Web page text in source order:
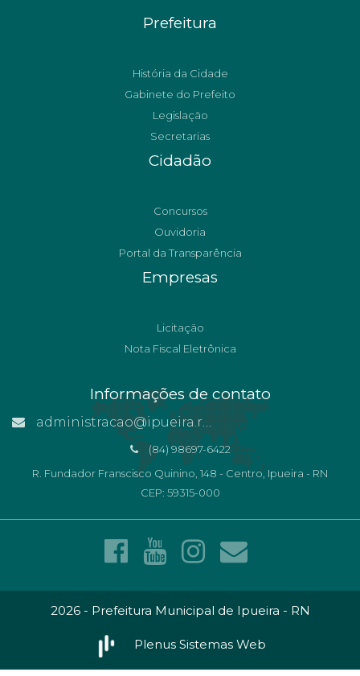
Prefeitura
História da Cidade
Gabinete do Prefeito
Legislação
Secretarias
Cidadão
Concursos
Ouvidoria
Portal da Transparência
Empresas
Licitação
Nota Fiscal Eletrônica
Informações de contato
administracao@ipueira.rn.gov.br
(84) 98697-6422
R. Fundador Franscisco Quinino, 148 - Centro, Ipueira - RN
CEP: 59315-000
2026 - Prefeitura Municipal de Ipueira - RN
Plenus Sistemas Web